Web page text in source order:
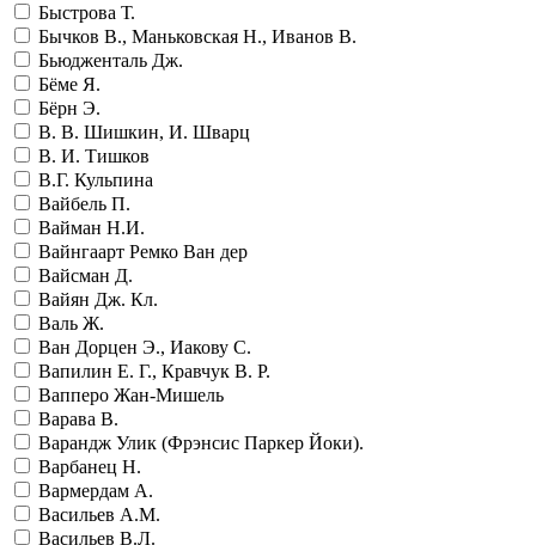
Быстрова Т.
Бычков В., Маньковская Н., Иванов В.
Бьюдженталь Дж.
Бёме Я.
Бёрн Э.
В. В. Шишкин, И. Шварц
В. И. Тишков
В.Г. Кульпина
Вайбель П.
Вайман Н.И.
Вайнгаарт Ремко Ван дер
Вайсман Д.
Вайян Дж. Кл.
Валь Ж.
Ван Дорцен Э., Иакову С.
Вапилин Е. Г., Кравчук В. Р.
Вапперо Жан-Мишель
Варава В.
Варандж Улик (Фрэнсис Паркер Йоки).
Варбанец Н.
Вармердам А.
Васильев А.М.
Васильев В.Л.